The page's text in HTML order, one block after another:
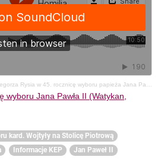
Rysia w 45. rocznicę wyboru papieża Jana Pawła II
kard. Wojtyły na Stolicę Piotrową
Informacje KEP Jan Paweł II